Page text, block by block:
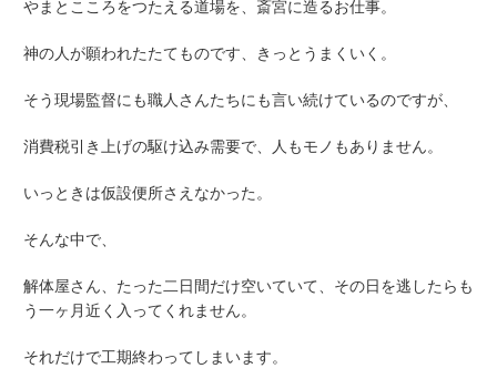
やまとこころをつたえる道場を、斎宮に造るお仕事。
神の人が願われたたてものです、きっとうまくいく。
そう現場監督にも職人さんたちにも言い続けているのですが、
消費税引き上げの駆け込み需要で、人もモノもありません。
いっときは仮設便所さえなかった。
そんな中で、
解体屋さん、たった二日間だけ空いていて、その日を逃したらも
う一ヶ月近く入ってくれません。
それだけで工期終わってしまいます。